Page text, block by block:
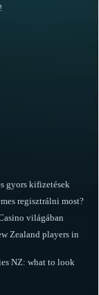
gyors kifizetések
regisztrálni most?
világában
Zealand players in
NZ: what to look